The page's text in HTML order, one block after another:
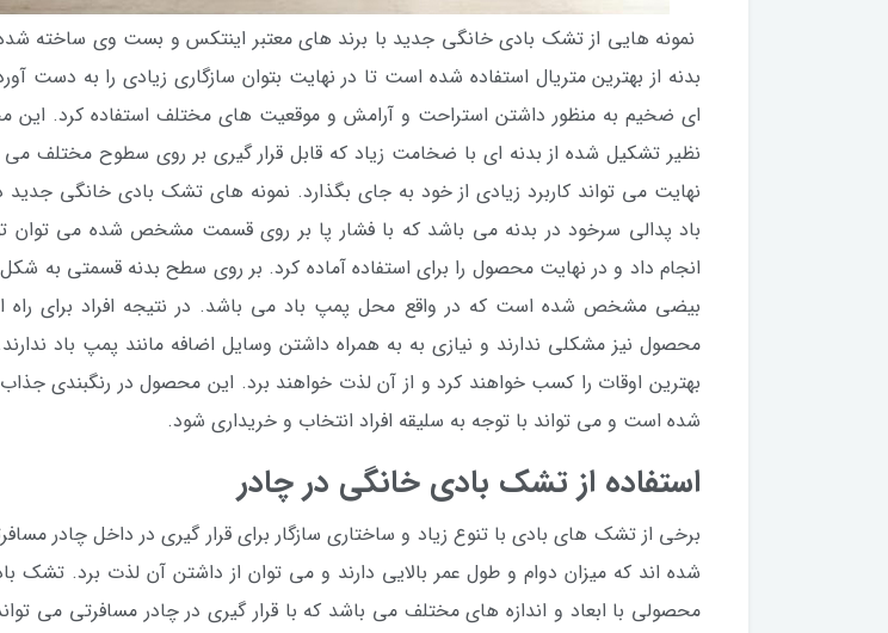
نمونه هایی از تشک بادی خانگی جدید با برند های معتبر اینتکس و بست وی ساخته شده
بدنه از بهترین متریال استفاده شده است تا در نهایت بتوان سازگاری زیادی را به دست
ای ضخیم به منظور داشتن استراحت و آرامش و موقعیت های مختلف استفاده کرد. این
نظیر تشکیل شده از بدنه ای با ضخامت زیاد که قابل قرار گیری بر روی سطوح مختلف می
نهایت می تواند کاربرد زیادی از خود به جای بگذارد. نمونه های تشک بادی خانگی جدید
باد پدالی سرخود در بدنه می باشد که با فشار پا بر روی قسمت مشخص شده می توان
انجام داد و در نهایت محصول را برای استفاده آماده کرد. بر روی سطح بدنه قسمتی به شکل
بیضی مشخص شده است که در واقع محل پمپ باد می باشد. در نتیجه افراد برای راه
محصول نیز مشکلی ندارند و نیازی به به همراه داشتن وسایل اضافه مانند پمپ باد
بهترین اوقات را کسب خواهند کرد و از آن لذت خواهند برد. این محصول در رنگبندی جذاب
شده است و می تواند با توجه به سلیقه افراد انتخاب و خریداری شود.
استفاده از تشک بادی خانگی در چادر
برخی از تشک های بادی با تنوع زیاد و ساختاری سازگار برای قرار گیری در داخل چادر
شده اند که میزان دوام و طول عمر بالایی دارند و می توان از داشتن آن لذت برد. تشک
محصولی با ابعاد و اندازه های مختلف می باشد که با قرار گیری در چادر مسافرتی می